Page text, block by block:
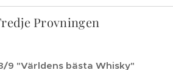
Provningen
9 "Världens bästa Whisky"